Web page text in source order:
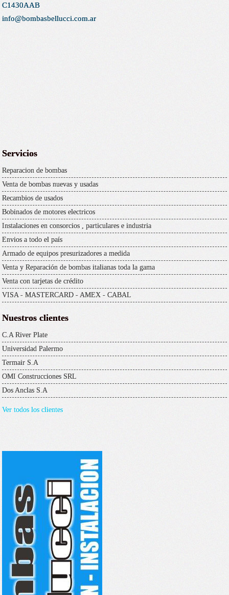
C1430AAB
info@bombasbellucci.com.ar
Servicios
Reparacion de bombas
Venta de bombas nuevas y usadas
Recambios de usados
Bobinados de motores electricos
Instalaciones en consorcios , particulares e industria
Envios a todo el país
Armado de equipos presurizadores a medida
Venta y Reparación de bombas italianas toda la gama
Venta con tarjetas de crédito
VISA - MASTERCARD - AMEX - CABAL
Nuestros clientes
C.A River Plate
Universidad Palermo
Termair S.A
OMI Construcciones SRL
Dos Anclas S.A
Ver todos los clientes